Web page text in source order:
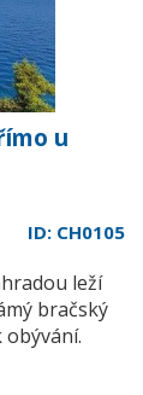
u
ID: CH0105
leží
bračský
obývání.